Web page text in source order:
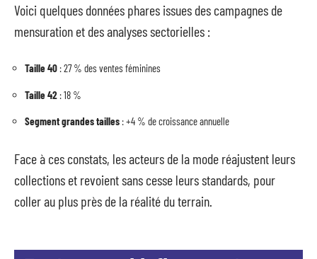
Voici quelques données phares issues des campagnes de
mensuration et des analyses sectorielles :
Taille 40 : 27 % des ventes féminines
Taille 42 : 18 %
Segment grandes tailles : +4 % de croissance annuelle
Face à ces constats, les acteurs de la mode réajustent leurs
collections et revoient sans cesse leurs standards, pour
coller au plus près de la réalité du terrain.